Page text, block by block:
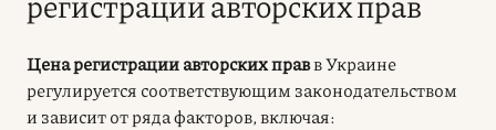
Цена регистрации авторских правв Украине
регулируется соответствующим законодательством
и зависит от ряда факторов, включая: